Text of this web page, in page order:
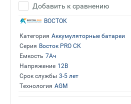
Добавить к сравнению
ВОСТОК
Категория Аккумуляторные батареи
Серия Восток PRO СК
Емкость 7Ач
Напряжение 12В
Срок службы 3-5 лет
Технология AGM